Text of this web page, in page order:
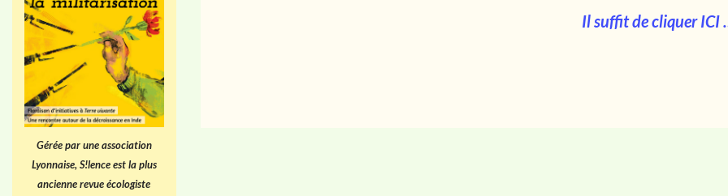
Il suffit de cliquer ICI
Gérée par une association
Lyonnaise, S!lence est la plus
ancienne revue écologiste